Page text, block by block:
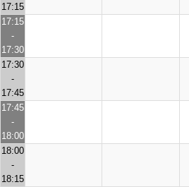
17:15
17:15
-
17:30
17:30
-
17:45
17:45
-
18:00
18:00
-
18:15